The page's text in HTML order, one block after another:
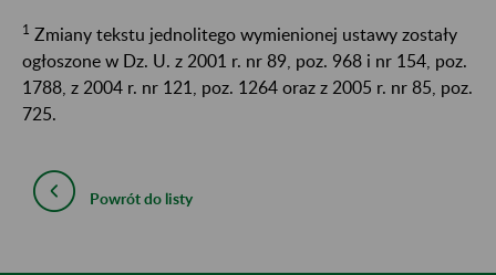
1 Zmiany tekstu jednolitego wymienionej ustawy zostały
ogłoszone w Dz. U. z 2001 r. nr 89, poz. 968 i nr 154, poz.
1788, z 2004 r. nr 121, poz. 1264 oraz z 2005 r. nr 85, poz.
725.
Powrót do listy